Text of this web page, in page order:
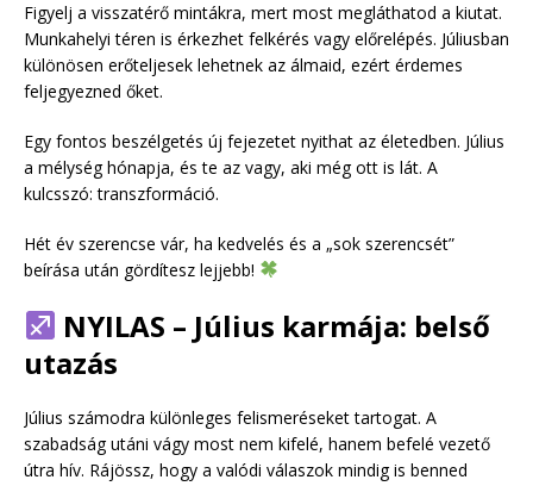
Figyelj a visszatérő mintákra, mert most megláthatod a kiutat.
Munkahelyi téren is érkezhet felkérés vagy előrelépés. Júliusban
különösen erőteljesek lehetnek az álmaid, ezért érdemes
feljegyezned őket.
Egy fontos beszélgetés új fejezetet nyithat az életedben. Július
a mélység hónapja, és te az vagy, aki még ott is lát. A
kulcsszó: transzformáció.
Hét év szerencse vár, ha kedvelés és a „sok szerencsét”
beírása után gördítesz lejjebb!
NYILAS – Július karmája: belső
utazás
Július számodra különleges felismeréseket tartogat. A
szabadság utáni vágy most nem kifelé, hanem befelé vezető
útra hív. Rájössz, hogy a valódi válaszok mindig is benned